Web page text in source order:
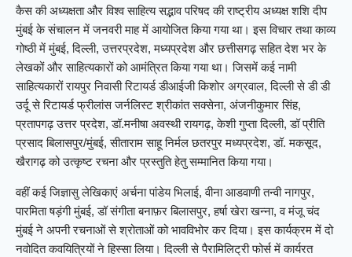
कैस की अध्यक्षता और विश्व साहित्य सद्भाव परिषद की राष्ट्रीय अध्यक्ष शशि दीप
मुंबई के संचालन में जनवरी माह में आयोजित किया गया था। इस विचार तथा काव्य
गोष्ठी में मुंबई, दिल्ली, उत्तरप्रदेश, मध्यप्रदेश और छत्तीसगढ़ सहित देश भर के
लेखकों और साहित्यकारों को आमंत्रित किया गया था। जिसमें कई नामी
साहित्यकारों रायपुर निवासी रिटायर्ड डीआईजी किशोर अग्रवाल, दिल्ली से डी डी
उर्दू से रिटायर्ड फ्रीलांस जर्नलिस्ट श्रीकांत सक्सेना, अंजनीकुमार सिंह,
प्रतापगढ़ उत्तर प्रदेश, डॉ.मनीषा अवस्थी रायगढ़, केशी गुप्ता दिल्ली, डॉ प्रीति
प्रसाद बिलासपुर/मुंबई, सीताराम साहू निर्मल छतरपुर मध्यप्रदेश, डॉ. मकसूद,
खैरागढ़ को उत्कृष्ट रचना और प्रस्तुति हेतु सम्मानित किया गया।
वहीं कई जिज्ञासु लेखिकाएं अर्चना पांडेय भिलाई, वीना आडवाणी तन्वी नागपुर,
पारमिता षड़ंगी मुंबई, डॉ संगीता बनाफ़र बिलासपुर, हर्षा खेरा खन्ना, व मंजू चंद
मुंबई ने अपनी रचनाओं से श्रोताओं को भावविभोर कर दिया। इस कार्यक्रम में दो
नवोदित कवयित्रियों ने हिस्सा लिया। दिल्ली से पैरामिलिट्री फोर्स में कार्यरत